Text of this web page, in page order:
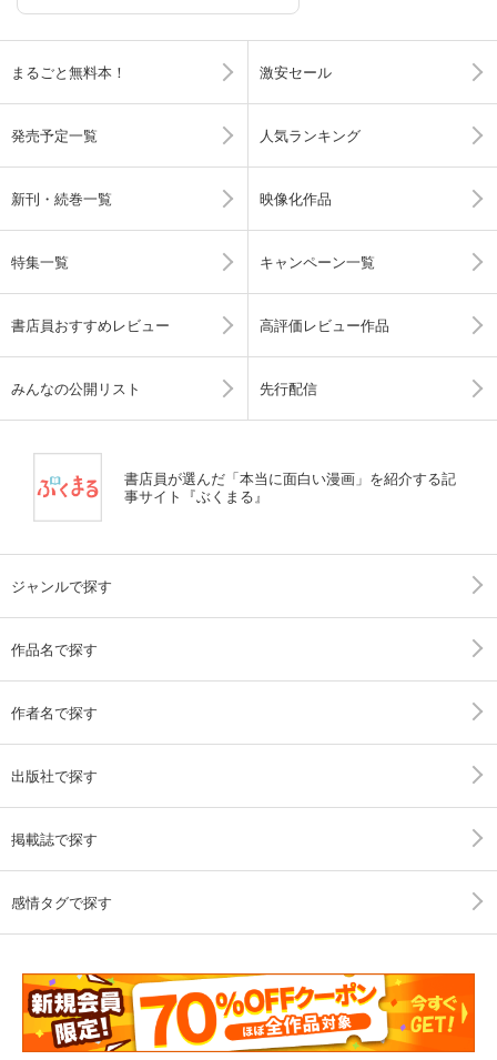
まるごと無料本！ 激安セール
発売予定一覧 人気ランキング
新刊・続巻一覧 映像化作品
特集一覧 キャンペーン一覧
書店員おすすめレビュー 高評価レビュー作品
みんなの公開リスト 先行配信
書店員が選んだ「本当に面白い漫画」を紹介する記
事サイト『ぶくまる』
ジャンルで探す
作品名で探す
作者名で探す
出版社で探す
掲載誌で探す
感情タグで探す